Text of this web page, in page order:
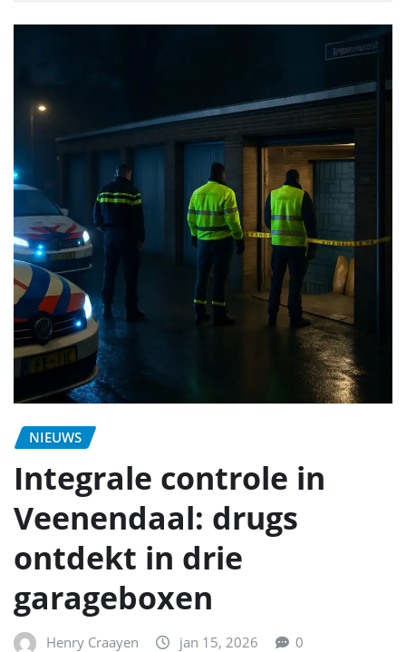
NIEUWS
Integrale controle in
Veenendaal: drugs
ontdekt in drie
garageboxen
Henry Craayen jan 15, 2026 0